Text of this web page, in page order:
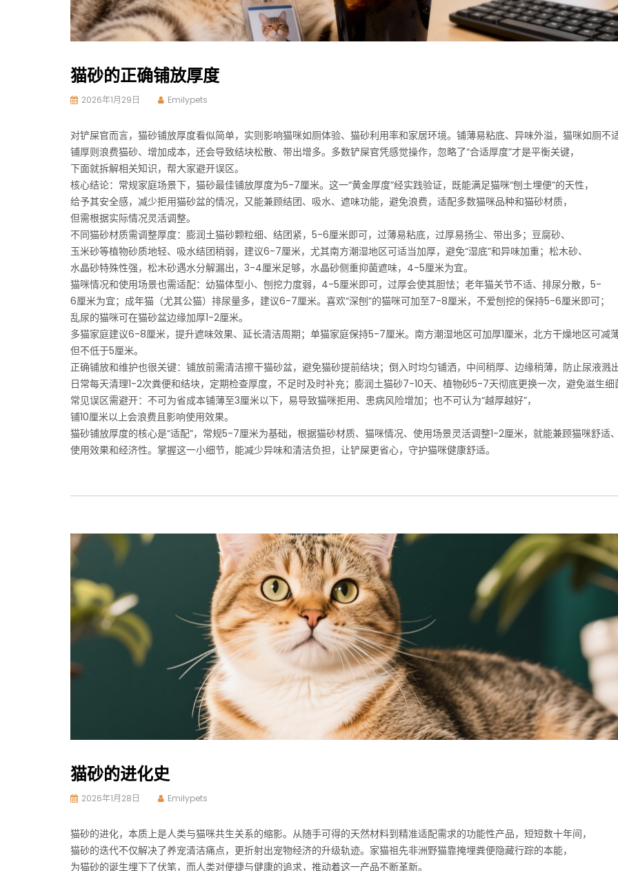
猫砂的正确铺放厚度
2026年1月29日 Emilypets
对铲屎官而言，猫砂铺放厚度看似简单，实则影响猫咪如厕体验、猫砂利用率和家居环境。铺薄易粘底、异味外溢，猫咪如厕不
铺厚则浪费猫砂、增加成本，还会导致结块松散、带出增多。多数铲屎官凭感觉操作，忽略了“合适厚度”才是平衡关键，
下面就拆解相关知识，帮大家避开误区。
核心结论：常规家庭场景下，猫砂最佳铺放厚度为5-7厘米。这一“黄金厚度”经实践验证，既能满足猫咪“刨土埋便”的天性，
给予其安全感，减少拒用猫砂盆的情况，又能兼顾结团、吸水、遮味功能，避免浪费，适配多数猫咪品种和猫砂材质，
但需根据实际情况灵活调整。
不同猫砂材质需调整厚度：膨润土猫砂颗粒细、结团紧，5-6厘米即可，过薄易粘底，过厚易扬尘、带出多；豆腐砂、
玉米砂等植物砂质地轻、吸水结团稍弱，建议6-7厘米，尤其南方潮湿地区可适当加厚，避免“湿底”和异味加重；松木砂、
水晶砂特殊性强，松木砂遇水分解漏出，3-4厘米足够，水晶砂侧重抑菌遮味，4-5厘米为宜。
猫咪情况和使用场景也需适配：幼猫体型小、刨挖力度弱，4-5厘米即可，过厚会使其胆怯；老年猫关节不适、排尿分散，5-
6厘米为宜；成年猫（尤其公猫）排尿量多，建议6-7厘米。喜欢“深刨”的猫咪可加至7-8厘米，不爱刨挖的保持5-6厘米即可；
乱尿的猫咪可在猫砂盆边缘加厚1-2厘米。
多猫家庭建议6-8厘米，提升遮味效果、延长清洁周期；单猫家庭保持5-7厘米。南方潮湿地区可加厚1厘米，北方干燥地区可减
但不低于5厘米。
正确铺放和维护也很关键：铺放前需清洁擦干猫砂盆，避免猫砂提前结块；倒入时均匀铺洒，中间稍厚、边缘稍薄，防止尿液溅
日常每天清理1-2次粪便和结块，定期检查厚度，不足时及时补充；膨润土猫砂7-10天、植物砂5-7天彻底更换一次，避免滋生细
常见误区需避开：不可为省成本铺薄至3厘米以下，易导致猫咪拒用、患病风险增加；也不可认为“越厚越好”，
铺10厘米以上会浪费且影响使用效果。
猫砂铺放厚度的核心是“适配”，常规5-7厘米为基础，根据猫砂材质、猫咪情况、使用场景灵活调整1-2厘米，就能兼顾猫咪舒适
使用效果和经济性。掌握这一小细节，能减少异味和清洁负担，让铲屎更省心，守护猫咪健康舒适。
猫砂的进化史
2026年1月28日 Emilypets
猫砂的进化，本质上是人类与猫咪共生关系的缩影。从随手可得的天然材料到精准适配需求的功能性产品，短短数十年间，
猫砂的迭代不仅解决了养宠清洁痛点，更折射出宠物经济的升级轨迹。家猫祖先非洲野猫靠掩埋粪便隐藏行踪的本能，
为猫砂的诞生埋下了伏笔，而人类对便捷与健康的追求，推动着这一产品不断革新。